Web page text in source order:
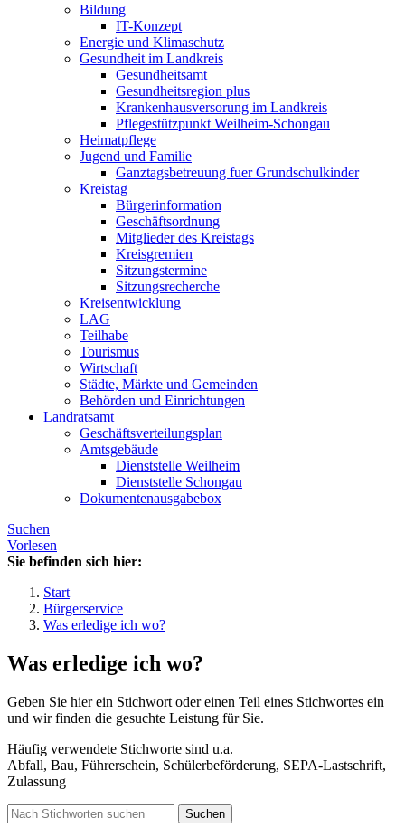
Bildung
IT-Konzept
Energie und Klimaschutz
Gesundheit im Landkreis
Gesundheitsamt
Gesundheitsregion plus
Krankenhausversorung im Landkreis
Pflegestützpunkt Weilheim-Schongau
Heimatpflege
Jugend und Familie
Ganztagsbetreuung fuer Grundschulkinder
Kreistag
Bürgerinformation
Geschäftsordnung
Mitglieder des Kreistags
Kreisgremien
Sitzungstermine
Sitzungsrecherche
Kreisentwicklung
LAG
Teilhabe
Tourismus
Wirtschaft
Städte, Märkte und Gemeinden
Behörden und Einrichtungen
Landratsamt
Geschäftsverteilungsplan
Amtsgebäude
Dienststelle Weilheim
Dienststelle Schongau
Dokumentenausgabebox
Suchen
Vorlesen
Sie befinden sich hier:
Start
Bürgerservice
Was erledige ich wo?
Was erledige ich wo?
Geben Sie hier ein Stichwort oder einen Teil eines Stichwortes ein
und wir finden die gesuchte Leistung für Sie.
Häufig verwendete Stichworte sind u.a.
Abfall, Bau, Führerschein, Schülerbeförderung, SEPA-Lastschrift,
Zulassung
Suchen